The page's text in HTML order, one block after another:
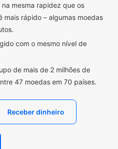
mesma rapidez que os
mais rápido – algumas moedas
com o mesmo nível de
de mais de 2 milhões de
47 moedas em 70 países.
Receber dinheiro